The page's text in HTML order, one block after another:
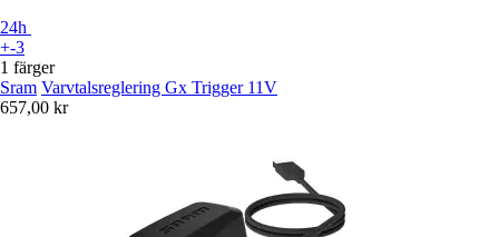
24h
+-3
1 färger
Sram Varvtalsreglering Gx Trigger 11V
657,00 kr